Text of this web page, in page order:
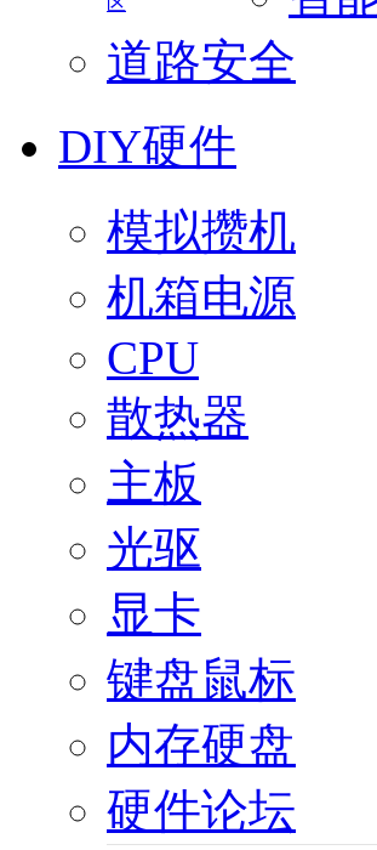
道路安全
DIY硬件
模拟攒机
机箱电源
CPU
散热器
主板
光驱
显卡
键盘鼠标
内存硬盘
硬件论坛